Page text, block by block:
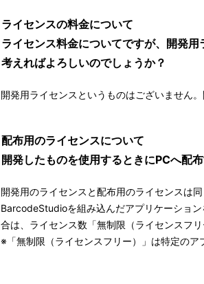
ライセンスの料金について
ライセンス料金についてですが、開発
考えればよろしいのでしょうか？
開発用ライセンスというものはございません
配布用のライセンスについて
開発したものを使用するときにPCへ配
開発用のライセンスと配布用のライセンスは同
BarcodeStudioを組み込んだアプリケーショ
合は、ライセンス数「無制限（ライセンスフリ
※「無制限（ライセンスフリー）」は特定のア